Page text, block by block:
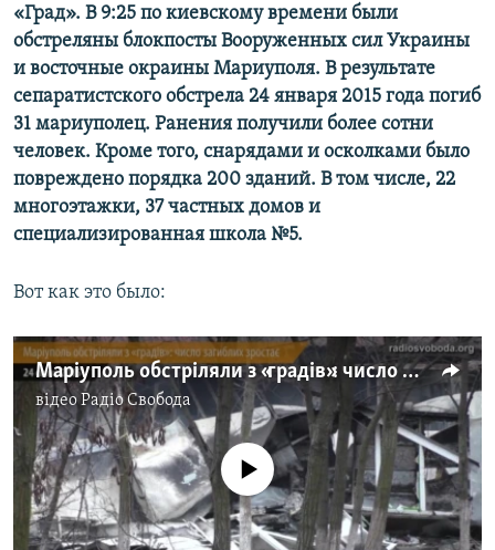
ДОЛУЧАЙСЯ!
Усі сайти RFE/RL
«Град». В 9:25 по киевскому времени были
обстреляны блокпосты Вооруженных сил Украины
и восточные окраины Мариуполя. В результате
сепаратистского обстрела 24 января 2015 года погиб
31 мариуполец. Ранения получили более сотни
человек. Кроме того, снарядами и осколками было
повреждено порядка 200 зданий. В том числе, 22
многоэтажки, 37 частных домов и
специализированная школа №5.
Вот как это было:
Маріуполь обстріляли з «градів»: число жертв зростає
відеоРадіо Свобода
No media source currently available